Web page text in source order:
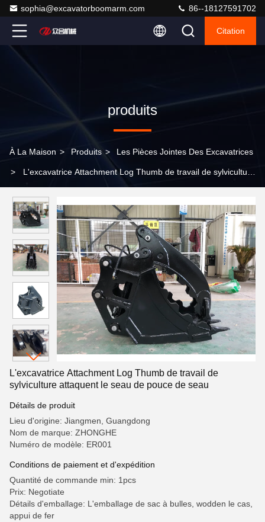
sophia@excavatorboomarm.com 86--18127591702
Citation
produits
À La Maison > Produits > Les Pièces Jointes Des Excavatrices
> L'excavatrice Attachment Log Thumb de travail de sylviculture
L'excavatrice Attachment Log Thumb de travail de
sylviculture attaquent le seau de pouce de seau
Détails de produit
Lieu d'origine: Jiangmen, Guangdong
Nom de marque: ZHONGHE
Numéro de modèle: ER001
Conditions de paiement et d'expédition
Quantité de commande min: 1pcs
Prix: Negotiate
Détails d'emballage: L'emballage de sac à bulles, wodden le cas,
appui de fer